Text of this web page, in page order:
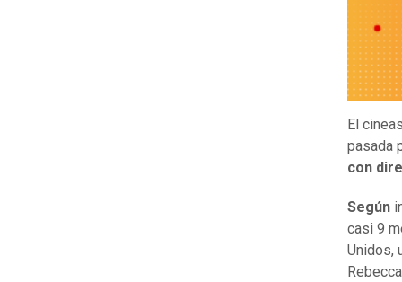
El
pasada
con
Según
casi 9
Unidos,